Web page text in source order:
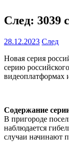
След:
28.12.2023 След
Новая серия
серию
видеоплатформах
Содержание
В пригороде
наблюдается
случаи начинают